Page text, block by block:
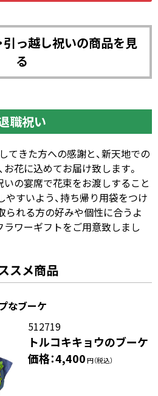
引っ越し祝いの商品を見
る
職祝い
てきた方への感謝と、新天地での
花に込めてお届け致します。
いの宴席で花束をお渡しすること
やすいよう、持ち帰り用袋をつけ
られる方の好みや個性に合うよ
ラワーギフトをご用意致しまし
スメ商品
なブーケ
512719
トルコキキョウのブーケ
価格：4,400円（税込）